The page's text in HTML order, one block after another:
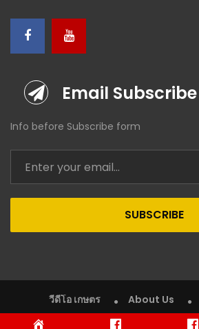
Email Subscribe
Info before Subscribe form
SUBSCRIBE
วีดีโอ เกษตร About Us
Copyright © 2020 VDO Kaset (วีดีโอ เกษต